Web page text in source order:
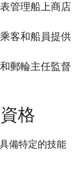
管理船上商店
客和船員提供
郵輪主任監督
格
備特定的技能